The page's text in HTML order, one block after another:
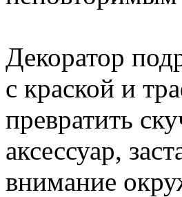
Декоратор
с краской и
превратить
аксессуар,
внимание